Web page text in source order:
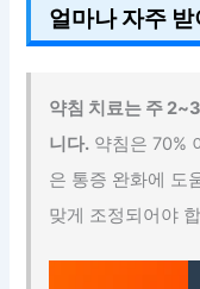
얼마나 자주
약침 치료는 주
니다. 약침은 70%
은 통증 완화에 도
맞게 조정되어야